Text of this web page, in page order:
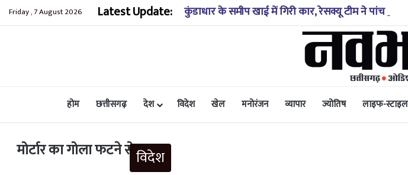
Friday , 7 August 2026 Latest Update: कुंडाधार के समीप खाई में गिरी कार, रेसक्यू टीम ने पांच शव
होम छत्तीसगढ़ देश विदेश खेल मनोरंजन व्यापार ज्योतिष लाइफ-स्टाइल
मोर्टार का गोला फटने सेविदेश